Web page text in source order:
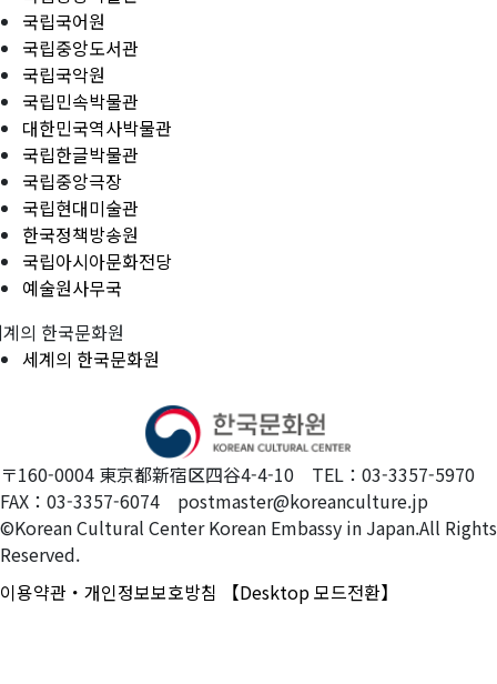
국립국어원
국립중앙도서관
국립국악원
국립민속박물관
대한민국역사박물관
국립한글박물관
국립중앙극장
국립현대미술관
한국정책방송원
국립아시아문화전당
예술원사무국
의 한국문화원
세계의 한국문화원
〒160-0004 東京都新宿区四谷4-4-10 TEL：03-3357-5970
FAX：03-3357-6074 postmaster@koreanculture.jp
©Korean Cultural Center Korean Embassy in Japan.All Rights
Reserved.
이용약관・개인정보보호방침
【Desktop 모드전환】